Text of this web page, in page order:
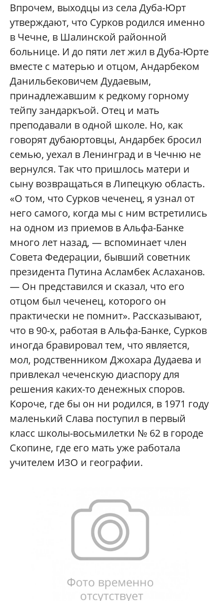
Впрочем, выходцы из села Дуба-Юрт
утверждают, что Сурков родился именно
в Чечне, в Шалинской районной
больнице. И до пяти лет жил в Дуба-Юрте
вместе с матерью и отцом, Андарбеком
Данильбековичем Дудаевым,
принадлежавшим к редкому горному
тейпу зандаркъой. Отец и мать
преподавали в одной школе. Но, как
говорят дубаюртовцы, Андарбек бросил
семью, уехал в Ленинград и в Чечню не
вернулся. Так что пришлось матери и
сыну возвращаться в Липецкую область.
«О том, что Сурков чеченец, я узнал от
него самого, когда мы с ним встретились
на одном из приемов в Альфа-Банке
много лет назад, — вспоминает член
Совета Федерации, бывший советник
президента Путина Асламбек Аслаханов.
— Он представился и сказал, что его
отцом был чеченец, которого он
практически не помнит». Рассказывают,
что в 90-х, работая в Альфа-Банке, Сурков
иногда бравировал тем, что является,
мол, родственником Джохара Дудаева и
привлекал чеченскую диаспору для
решения каких-то денежных споров.
Короче, где бы он ни родился, в 1971 году
маленький Слава поступил в первый
класс школы-восьмилетки № 62 в городе
Скопине, где его мать уже работала
учителем ИЗО и географии.